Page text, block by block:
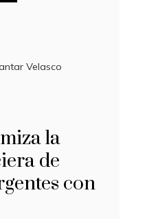
Velasco
la
de
con